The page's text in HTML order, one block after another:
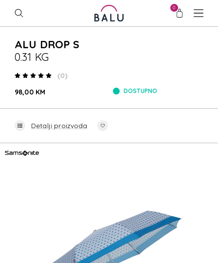
0
ALU DROP S
0.31 KG
(0)
98,00 KM
DOSTUPNO
Detalji proizvoda